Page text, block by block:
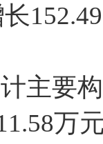
152.49
主要
万